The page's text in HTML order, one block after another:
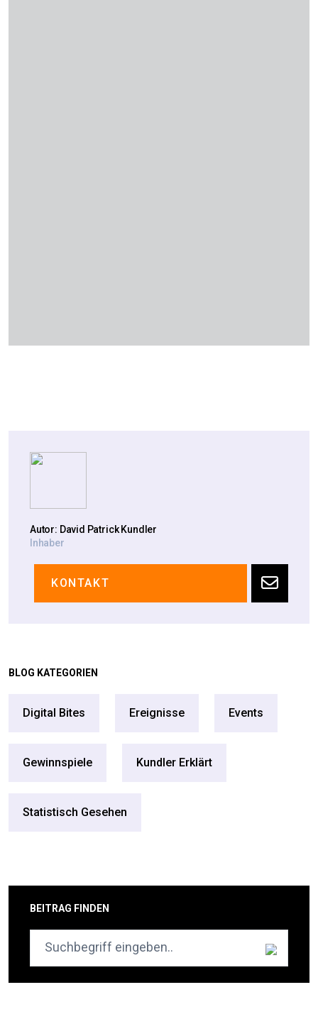
Autor: David Patrick Kundler
Inhaber
KONTAKT
BLOG KATEGORIEN
Digital Bites Ereignisse Events
Gewinnspiele Kundler Erklärt
Statistisch Gesehen
BEITRAG FINDEN